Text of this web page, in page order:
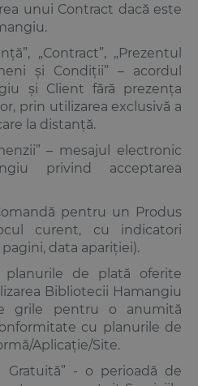
unui Contract dacă este
„Contract”, „Prezentul
și Condiții” – acordul
și Client fără prezența
prin utilizarea exclusivă a
la distanță.
– mesajul electronic
privind acceptarea
pentru un Produs
curent, cu indicatori
data apariției).
planurile de plată oferite
Bibliotecii Hamangiu
grile pentru o anumită
cu planurile de
Aplicație/Site.
Gratuită” - o perioadă de